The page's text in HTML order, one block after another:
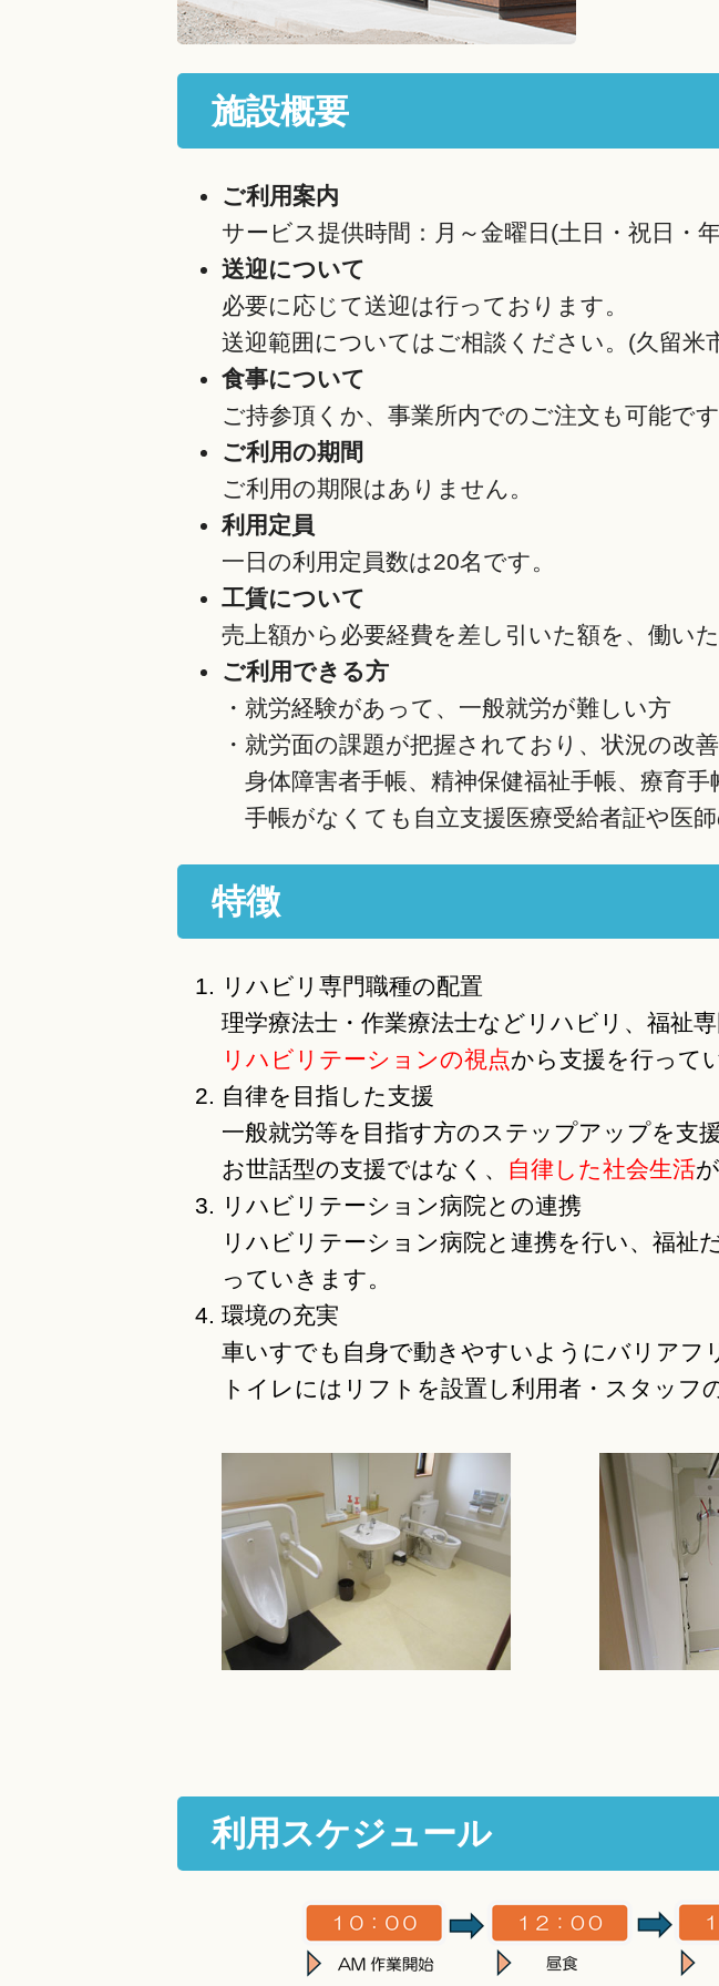
施設概要
ご利用案内
サービス提供時間：月～金曜日(土日・祝日
送迎について
必要に応じて送迎は行っております。
送迎範囲についてはご相談ください。(久留米
食事について
ご持参頂くか、事業所内でのご注文も可能です
ご利用の期間
ご利用の期限はありません。
利用定員
一日の利用定員数は20名です。
工賃について
売上額から必要経費を差し引いた額を、働い
ご利用できる方
・就労経験があって、一般就労が難しい方
・就労面の課題が把握されており、状況の改
身体障害者手帳、精神保健福祉手帳、療育手
手帳がなくても自立支援医療受給者証や医
特徴
リハビリ専門職種の配置
理学療法士・作業療法士などリハビリ、福祉専
リハビリテーションの視点から支援を行って
自律を目指した支援
一般就労等を目指す方のステップアップを支援
お世話型の支援ではなく、 自律した社会生活
リハビリテーション病院との連携
リハビリテーション病院と連携を行い、福祉
っていきます。
環境の充実
車いすでも自身で動きやすいようにバリアフ
トイレにはリフトを設置し利用者・スタッフ
利用スケジュール